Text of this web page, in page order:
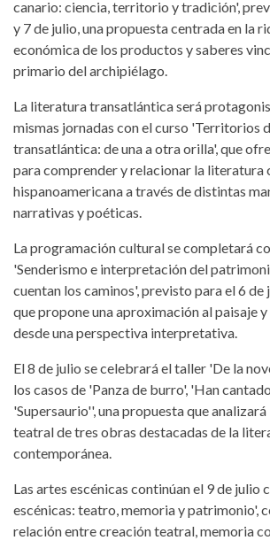
canario: ciencia, territorio y tradición',
y 7 de julio, una propuesta centrada en la
económica de los productos y saberes
primario del archipiélago.
La literatura transatlántica será
mismas jornadas con el curso 'Territorios
transatlántica: de una a otra orilla', que
para comprender y relacionar la literatura
hispanoamericana a través de distintas
narrativas y poéticas.
La programación cultural se completará
'Senderismo e interpretación del
cuentan los caminos', previsto para el 6
que propone una aproximación al paisaje
desde una perspectiva interpretativa.
El 8 de julio se celebrará el taller 'De la
los casos de 'Panza de burro', 'Han
'Supersaurio'', una propuesta que
teatral de tres obras destacadas de la
contemporánea.
Las artes escénicas continúan el 9 de julio
escénicas: teatro, memoria y patrimonio',
relación entre creación teatral, memoria